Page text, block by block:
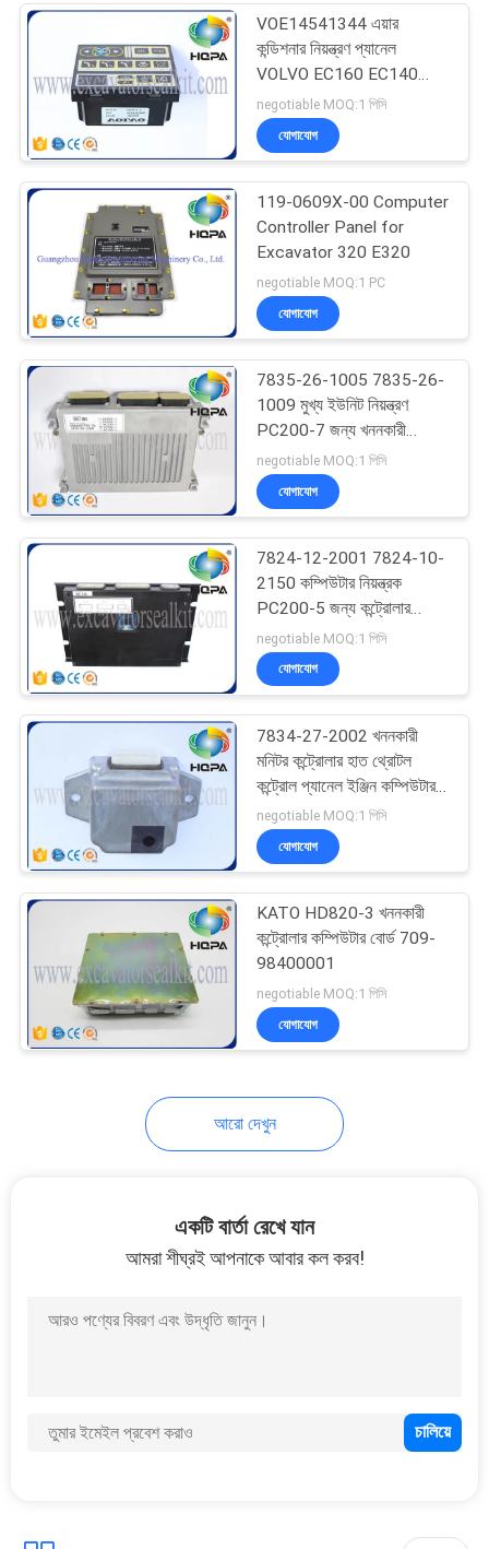
VOE14541344 এয়ার
কন্ডিশনার নিয়ন্ত্রণ প্যানেল
VOLVO EC160 EC140
EC360 খননকারক
negotiable MOQ:1 পিসি
যোগাযোগ
119-0609X-00 Computer
Controller Panel for
Excavator 320 E320
negotiable MOQ:1 PC
যোগাযোগ
7835-26-1005 7835-26-
1009 মুখ্য ইউনিট নিয়ন্ত্রণ
PC200-7 জন্য খননকারী
কন্ট্রোলার নিয়ন্ত্রণ প্যানেল
negotiable MOQ:1 পিসি
যোগাযোগ
7824-12-2001 7824-10-
2150 কম্পিউটার নিয়ন্ত্রক
PC200-5 জন্য কন্ট্রোলার
নিয়ন্ত্রণ প্যানেল কম্পিউটার বক্স
Ass&#39;Y
negotiable MOQ:1 পিসি
যোগাযোগ
7834-27-2002 খননকারী
মনিটর কন্ট্রোলার হাত থ্রোটল
কন্ট্রোল প্যানেল ইঞ্জিন কম্পিউটার
বোর্ডের জন্য PC200-6
negotiable MOQ:1 পিসি
যোগাযোগ
KATO HD820-3 খননকারী
কন্ট্রোলার কম্পিউটার বোর্ড 709-
98400001
negotiable MOQ:1 পিসি
যোগাযোগ
আরো দেখুন
একটি বার্তা রেখে যান
আমরা শীঘ্রই আপনাকে আবার কল করব!